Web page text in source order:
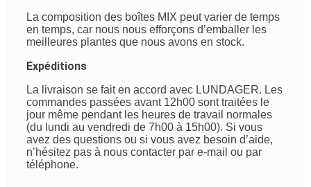
La composition des boîtes MIX peut varier de temps
en temps, car nous nous efforçons d’emballer les
meilleures plantes que nous avons en stock.
Expéditions
La livraison se fait en accord avec LUNDAGER. Les
commandes passées avant 12h00 sont traitées le
jour même pendant les heures de travail normales
(du lundi au vendredi de 7h00 à 15h00). Si vous
avez des questions ou si vous avez besoin d’aide,
n’hésitez pas à nous contacter par e-mail ou par
téléphone.